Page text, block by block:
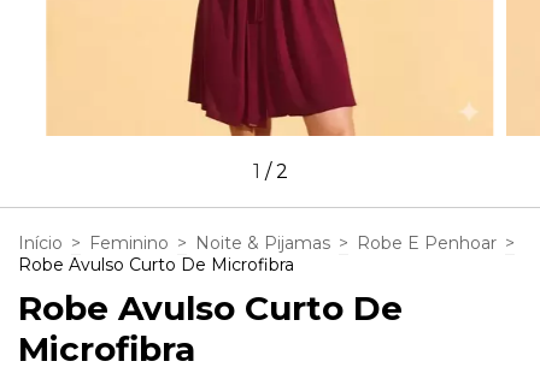
1 /2
Início > Feminino > Noite & Pijamas > Robe E Penhoar >
Robe Avulso Curto De Microfibra
Robe Avulso Curto De
Microfibra